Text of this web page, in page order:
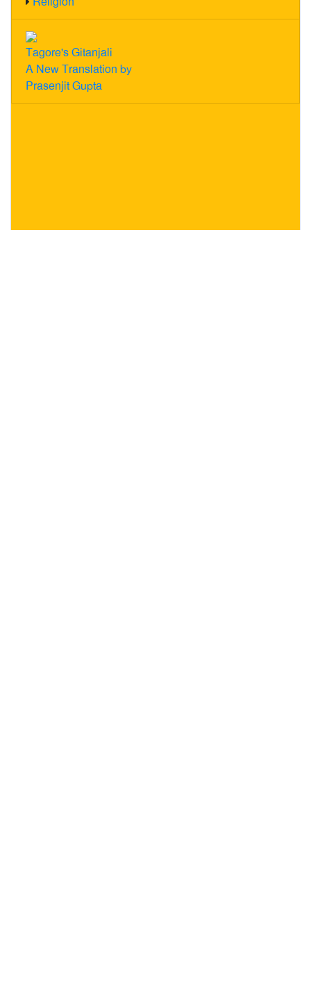
Tagore's Gitanjali
A New Translation by
Prasenjit Gupta